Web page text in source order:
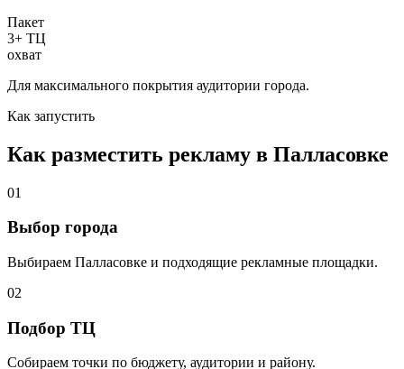
Пакет
3+ ТЦ
охват
Для максимального покрытия аудитории города.
Как запустить
Как разместить рекламу в Палласовке
01
Выбор города
Выбираем Палласовке и подходящие рекламные площадки.
02
Подбор ТЦ
Собираем точки по бюджету, аудитории и району.